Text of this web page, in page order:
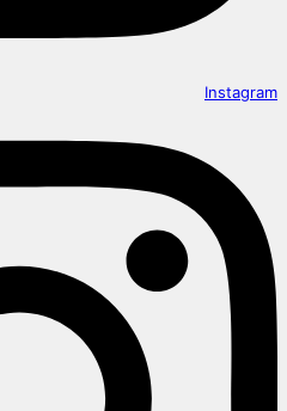
Instagram